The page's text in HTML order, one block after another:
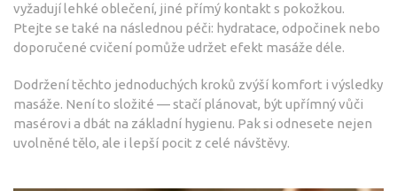
vyžadují lehké oblečení, jiné přímý kontakt s pokožkou.
Ptejte se také na následnou péči: hydratace, odpočinek nebo
doporučené cvičení pomůže udržet efekt masáže déle.
Dodržení těchto jednoduchých kroků zvýší komfort i výsledky
masáže. Není to složité — stačí plánovat, být upřímný vůči
masérovi a dbát na základní hygienu. Pak si odnesete nejen
uvolněné tělo, ale i lepší pocit z celé návštěvy.